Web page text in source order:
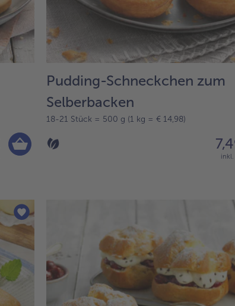
Pudding-Schneckchen zum
Selberbacken
18-21 Stück = 500 g (1 kg = € 14,98)
inkl.